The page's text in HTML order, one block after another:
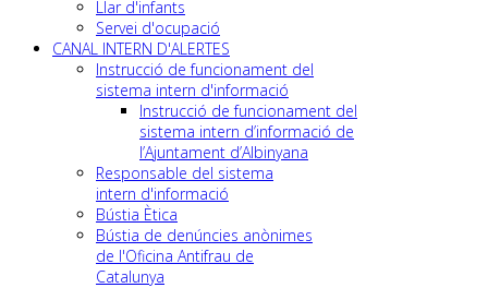
Llar d'infants
Servei d'ocupació
CANAL INTERN D'ALERTES
Instrucció de funcionament del
sistema intern d'informació
Instrucció de funcionament del
sistema intern d’informació de
l’Ajuntament d’Albinyana
Responsable del sistema
intern d'informació
Bústia Ètica
Bústia de denúncies anònimes
de l'Oficina Antifrau de
Catalunya